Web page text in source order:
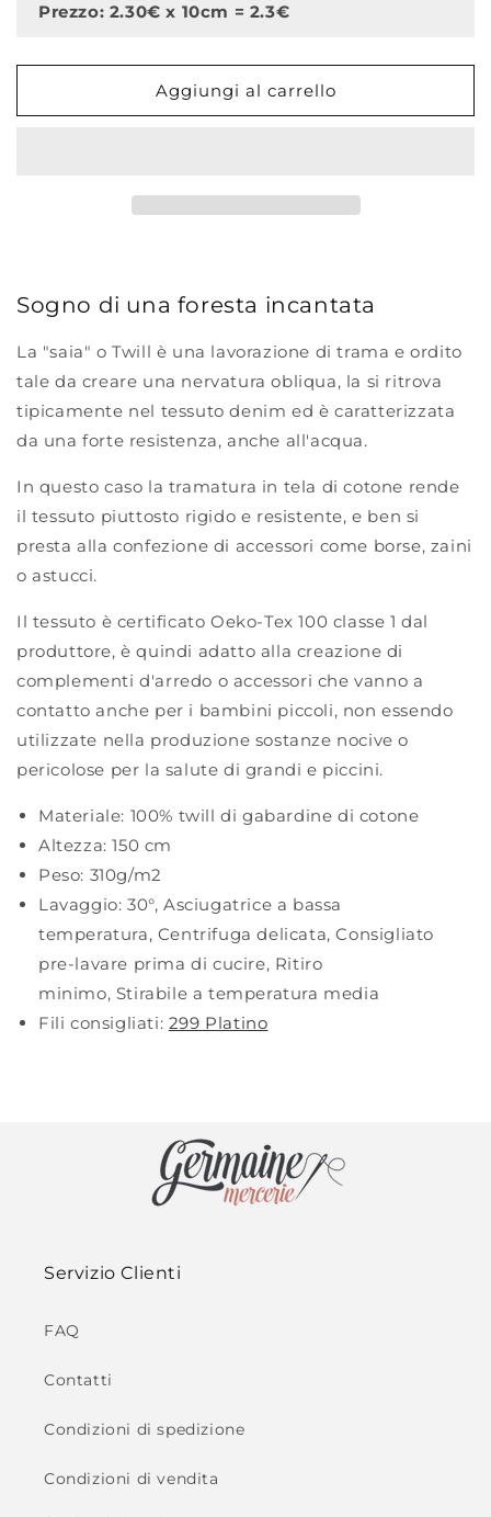
Dreamy
Soft
and
Dreamy
Soft
Beige
and
Prezzo: 2.30€ x 10cm = 2.3€
Aggiungi al carrello
Sogno di una foresta incantata
La "saia" o Twill è una lavorazione di trama e ordito
tale da creare una nervatura obliqua, la si ritrova
tipicamente nel tessuto denim ed è caratterizzata
da una forte resistenza, anche all'acqua.
In questo caso la tramatura in tela di cotone rende
il tessuto piuttosto rigido e resistente, e ben si
presta alla confezione di accessori come borse, zaini
o astucci.
Il tessuto è certificato Oeko-Tex 100 classe 1 dal
produttore, è quindi adatto alla creazione di
complementi d'arredo o accessori che vanno a
contatto anche per i bambini piccoli, non essendo
utilizzate nella produzione sostanze nocive o
pericolose per la salute di grandi e piccini.
Materiale: 100% twill di gabardine di cotone
Altezza: 150 cm
Peso: 310g/m2
Lavaggio: 30°, Asciugatrice a bassa
temperatura, Centrifuga delicata, Consigliato
pre-lavare prima di cucire, Ritiro
minimo, Stirabile a temperatura media
Fili consigliati: 299 Platino
Servizio Clienti
FAQ
Contatti
Condizioni di spedizione
Condizioni di vendita